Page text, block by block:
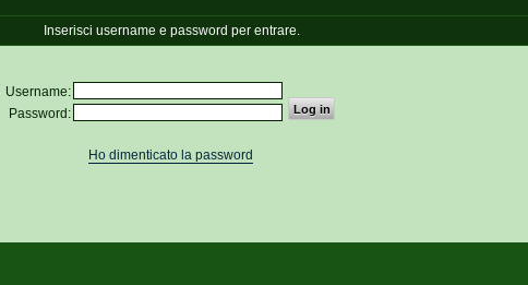
Inserisci username e password per entrare.
Username:
Password:
Ho dimenticato la password